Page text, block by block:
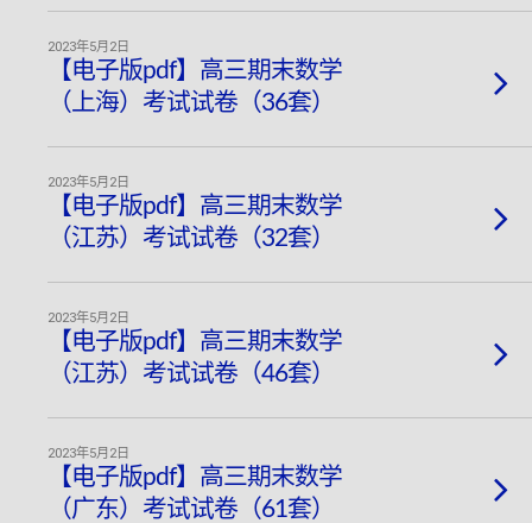
2023年5月2日
【电子版pdf】高三期末数学
（上海）考试试卷（36套）
2023年5月2日
【电子版pdf】高三期末数学
（江苏）考试试卷（32套）
2023年5月2日
【电子版pdf】高三期末数学
（江苏）考试试卷（46套）
2023年5月2日
【电子版pdf】高三期末数学
（广东）考试试卷（61套）